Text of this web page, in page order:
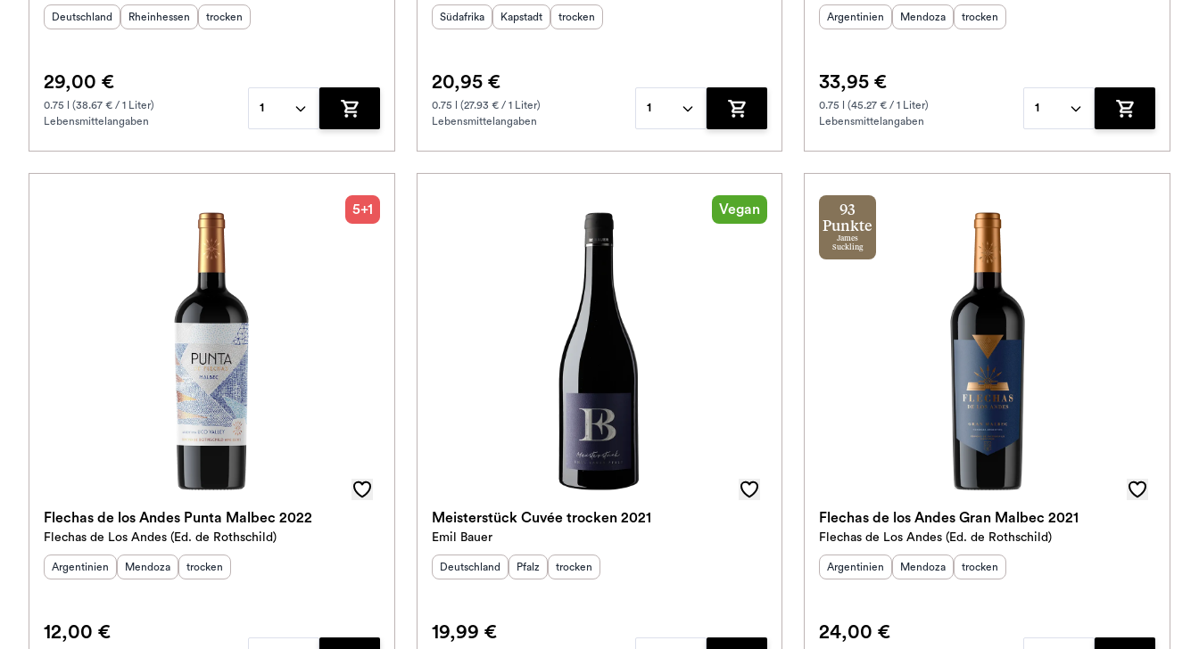
Herkunftsland
Deutschland Herkunftsregion :
Rheinhessen Geschmack
trocken
29,00 €
0.75 l (38.67 € / 1 Liter)
Lebensmittelangaben
1
Zum Warenkorb hinzufügen
Herkunftsland:
Südafrika Herkunftsregion:
Kapstadt Geschmack
trocken
20,95 €
0.75 l (27.93 € / 1 Liter)
Lebensmittelangaben
1
Zum Warenkorb hinzufügen
Herkunftsland
Argentinien Herkunftsregion:
Mendoza Geschmack
trocken
33,95 €
0.75 l (45.27 € / 1 Liter)
Lebensmittelangaben
1
Zum
5+1
Flechas de los Andes Punta Malbec 2022
Flechas de Los Andes (Ed. de Rothschild)
Herkunftsland
Argentinien Herkunftsregion:
Mendoza Geschmack
trocken
12,00 €
Vegan
Meisterstück Cuvée trocken 2021
Emil Bauer
Herkunftsland
Deutschland Herkunftsregion
Pfalz Geschmack
trocken
19,99 €
93
Punkte
James
Suckling
Flechas de los Andes Gran Malbec 2021
Flechas de Los Andes (Ed. de Rothschild)
Herkunftsland
Argentinien Herkunftsregion:
Mendoza Geschmack
trocken
24,00 €